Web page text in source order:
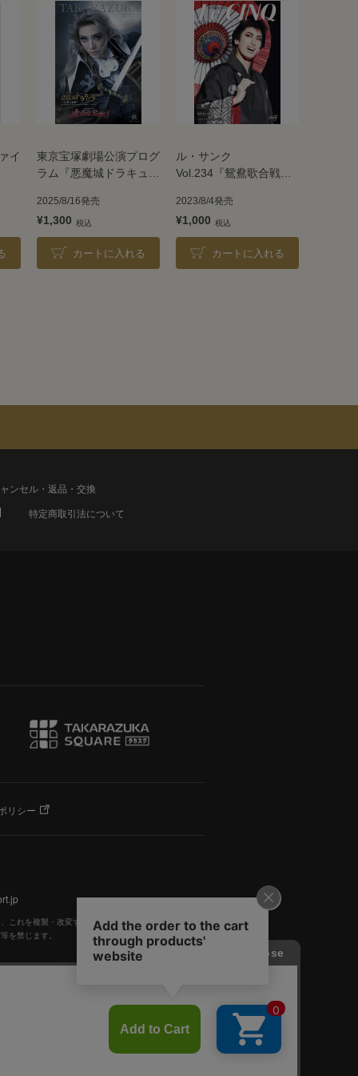
イ
東京宝塚劇場公演プログ
ラム『悪魔城ドラキュ
Revue！』＜花組＞
2025/8/16発売
¥1,300
カートに入れる
ル・サンク
Vol.234『鴛鴦歌合戦』
＜花組＞
2023/8/4発売
¥1,000
カートに入れる
ンセル・返品・交換
特定商取引法について
リシー
これを複製・改変することを固く禁止します。
を禁じます。